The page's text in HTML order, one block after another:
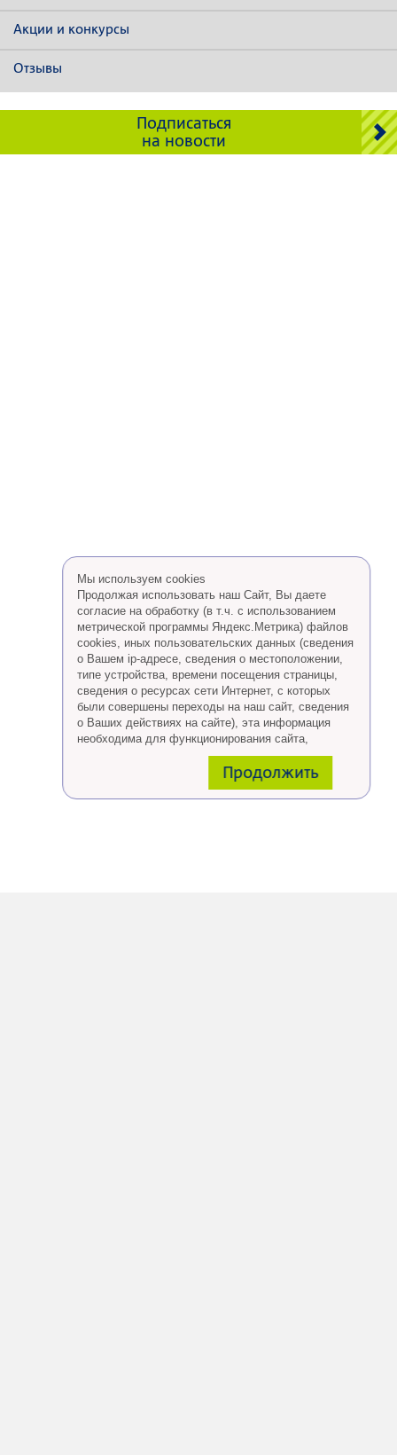
Акции и конкурсы
Отзывы
Подписаться
на новости
Мы используем cookies
Продолжая использовать наш Сайт, Вы даете
согласие на обработку (в т.ч. с использованием
метрической программы Яндекс.Метрика) файлов
cookies, иных пользовательских данных (сведения
о Вашем ip-адресе, сведения о местоположении,
типе устройства, времени посещения страницы,
сведения о ресурсах сети Интернет, с которых
были совершены переходы на наш сайт, сведения
о Ваших действиях на сайте), эта информация
необходима для функционирования сайта,
проведения ретаргетинга, а также статистических
Eсли Вы согласны, продолжайте пользоваться
сайтом, если Вы не хотите, чтобы Ваши данные
Продолжить